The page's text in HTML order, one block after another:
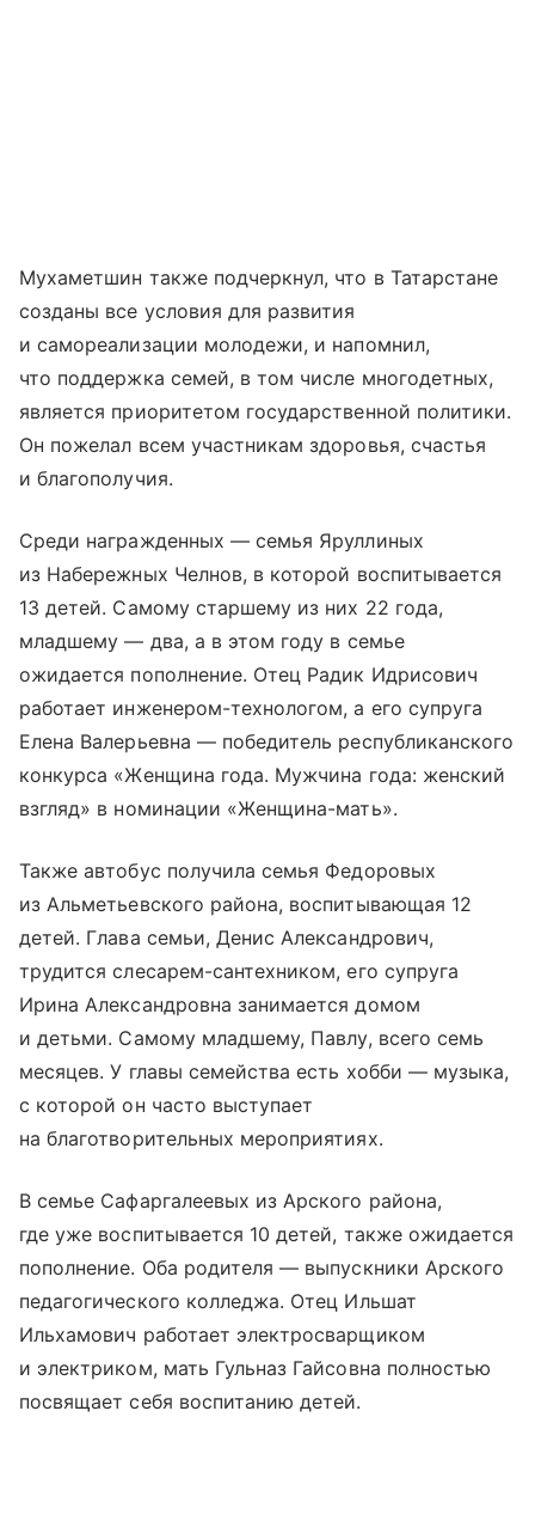
Мухаметшин также подчеркнул, что в Татарстане
созданы все условия для развития
и самореализации молодежи, и напомнил,
что поддержка семей, в том числе многодетных,
является приоритетом государственной политики.
Он пожелал всем участникам здоровья, счастья
и благополучия.
Среди награжденных — семья Яруллиных
из Набережных Челнов, в которой воспитывается
13 детей. Самому старшему из них 22 года,
младшему — два, а в этом году в семье
ожидается пополнение. Отец Радик Идрисович
работает инженером-технологом, а его супруга
Елена Валерьевна — победитель республиканского
конкурса «Женщина года. Мужчина года: женский
взгляд» в номинации «Женщина-мать».
Также автобус получила семья Федоровых
из Альметьевского района, воспитывающая 12
детей. Глава семьи, Денис Александрович,
трудится слесарем-сантехником, его супруга
Ирина Александровна занимается домом
и детьми. Самому младшему, Павлу, всего семь
месяцев. У главы семейства есть хобби — музыка,
с которой он часто выступает
на благотворительных мероприятиях.
В семье Сафаргалеевых из Арского района,
где уже воспитывается 10 детей, также ожидается
пополнение. Оба родителя — выпускники Арского
педагогического колледжа. Отец Ильшат
Ильхамович работает электросварщиком
и электриком, мать Гульназ Гайсовна полностью
посвящает себя воспитанию детей.